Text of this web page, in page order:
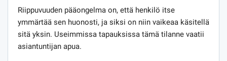
Riippuvuuden pääongelma on, että henkilö itse
ymmärtää sen huonosti, ja siksi on niin vaikeaa käsitellä
sitä yksin. Useimmissa tapauksissa tämä tilanne vaatii
asiantuntijan apua.